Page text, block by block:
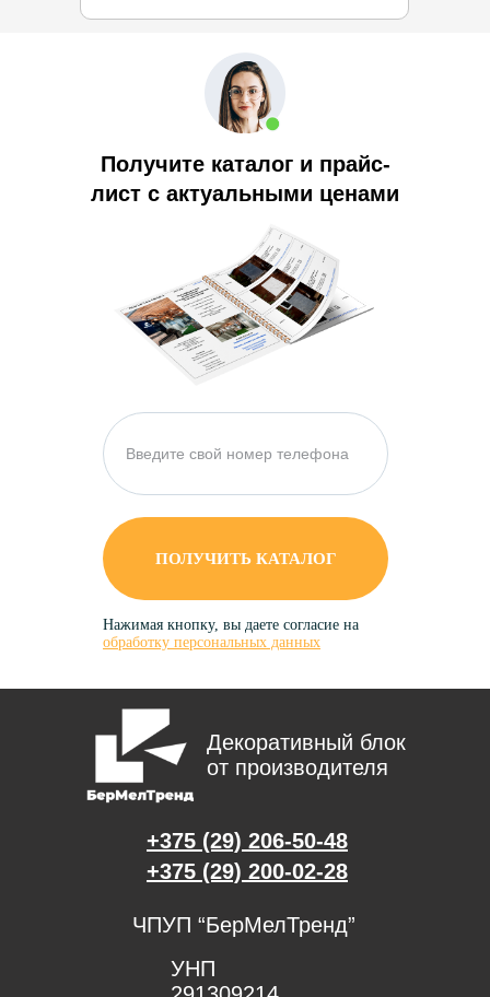
Получите каталог и прайс-
лист с актуальными ценами
ПОЛУЧИТЬ КАТАЛОГ
Нажимая кнопку, вы даете согласие на
обработку персональных данных
Декоративный блок
от производителя
ЧПУП “БерМелТренд”
УНП
+375 (29) 200-02-28
Работаем с 9 до 22 без
выходных
+375 (29) 206-50-48